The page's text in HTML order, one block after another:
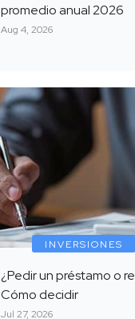
promedio anual 2026
Aug 4, 2026
INVERSIONES
¿Pedir un préstamo o
Cómo decidir
Jul 27, 2026